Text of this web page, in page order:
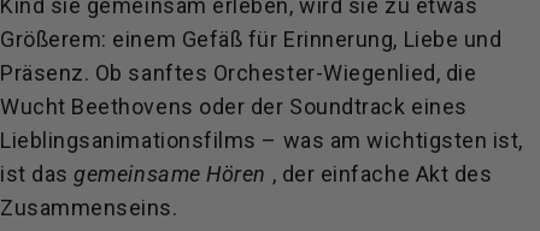
Größerem: einem Gefäß für Erinnerung, Liebe und
Präsenz. Ob sanftes Orchester-Wiegenlied, die
Wucht Beethovens oder der Soundtrack eines
Lieblingsanimationsfilms – was am wichtigsten ist,
ist dasgemeinsame Hören , der einfache Akt des
Zusammenseins.